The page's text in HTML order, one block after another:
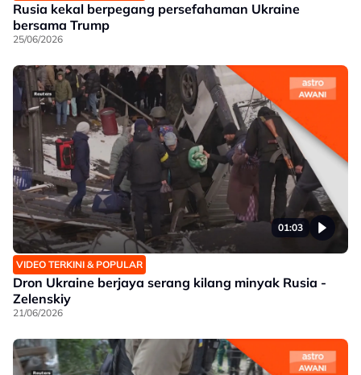
Rusia kekal berpegang persefahaman Ukraine
bersama Trump
25/06/2026
01:03
VIDEO TERKINI & POPULAR
Dron Ukraine berjaya serang kilang minyak Rusia -
Zelenskiy
21/06/2026